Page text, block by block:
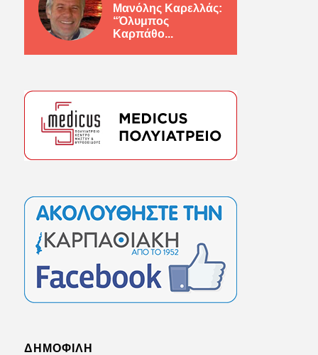
Μανόλης Καρελλάς:
“Όλυμπος
Καρπάθο...
ΔΗΜΟΦΙΛΗ